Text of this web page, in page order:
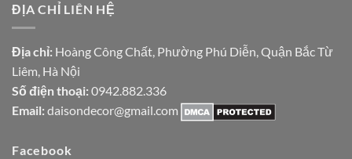
ĐỊA CHỈ LIÊN HỆ
Địa chỉ: Hoàng Công Chất, Phường Phú Diễn, Quận Bắc Từ
Liêm, Hà Nội
Số điện thoại: 0942.882.336
Email: daisondecor@gmail.com
Facebook